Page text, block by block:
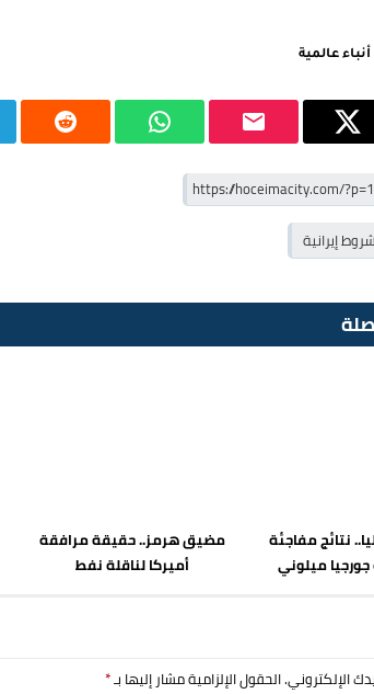
عالمية
شروط إيرانية
نتائج مفاجئة
ميلوني
مضيق هرمز.. حقيقة مرافقة
أميركا لناقلة نفط
الإلكتروني.الحقول الإلزامية مشار إليها بـ*